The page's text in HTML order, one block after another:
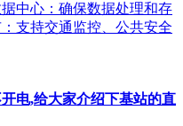
中心：确保数据处理和存
支持交通监控、公共安全
电,给大家介绍下基站的直